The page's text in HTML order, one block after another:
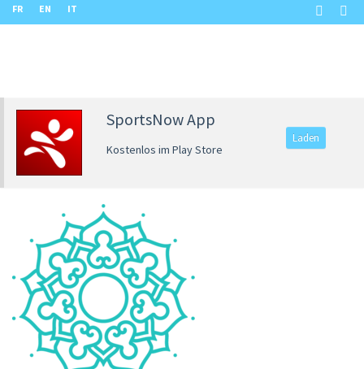
FR EN IT
SportsNow App
Kostenlos im Play Store
Laden